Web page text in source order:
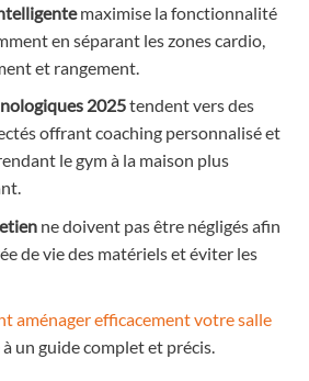
maximise la fonctionnalité
en séparant les zones cardio,
et rangement.
2025tendent vers des
offrant coaching personnalisé et
le gym à la maison plus
ne doivent pas être négligés afin
de vie des matériels et éviter les
aménager efficacement votre salle
à un guide complet et précis.